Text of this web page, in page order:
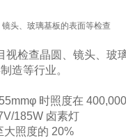
头、玻璃基板的表面等检查
检查晶圆、镜头、玻
造等行业。
时照度在 400,000
185W 卤素灯
大照度的 20%